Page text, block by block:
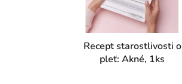
Recept starostlivosti o
pleť: Akné, 1ks